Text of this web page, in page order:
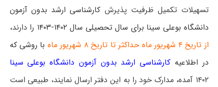
تسهیلات تکمیل ظرفیت پذیرش کارشناسی ارشد بدون آزمون
دانشگاه بوعلی سینا برای سال تحصیلی سال ۱۴۰۲-۱۴۰۳
را دارند،
از تاریخ ۴ شهریور ماه حداکثر تا تاریخ ۸ شهریور ماه
با روشی که
در اطلاعیه کارشناسی ارشد بدون آزمون دانشگاه بوعلی سینا
۱۴۰۲ آمده، مدارک خود را به این دفتر ارسال نمایند، طبیعی است